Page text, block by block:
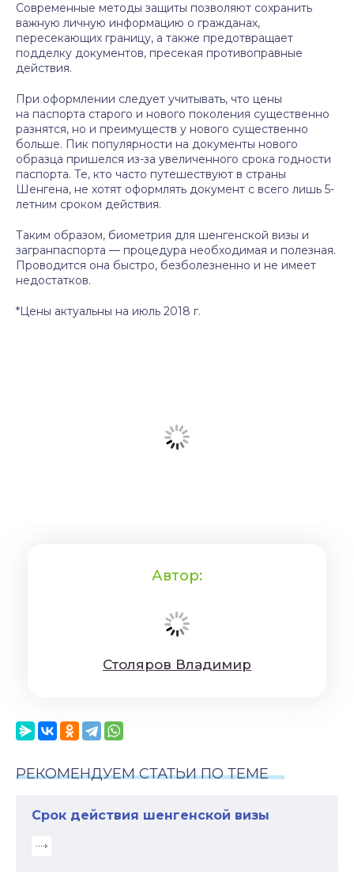
Современные методы защиты позволяют сохранить
важную личную информацию о гражданах,
пересекающих границу, а также предотвращает
подделку документов, пресекая противоправные
действия.
При оформлении следует учитывать, что цены
на паспорта старого и нового поколения существенно
разнятся, но и преимуществ у нового существенно
больше. Пик популярности на документы нового
образца пришелся из-за увеличенного срока годности
паспорта. Те, кто часто путешествуют в страны
Шенгена, не хотят оформлять документ с всего лишь 5-
летним сроком действия.
Таким образом, биометрия для шенгенской визы и
загранпаспорта — процедура необходимая и полезная.
Проводится она быстро, безболезненно и не имеет
недостатков.
*Цены актуальны на июль 2018 г.
Автор:
Cтoляpoв Влaдимиp
РЕКОМЕНДУЕМ СТАТЬИ ПО ТЕМЕ
Срок действия шенгенской визы